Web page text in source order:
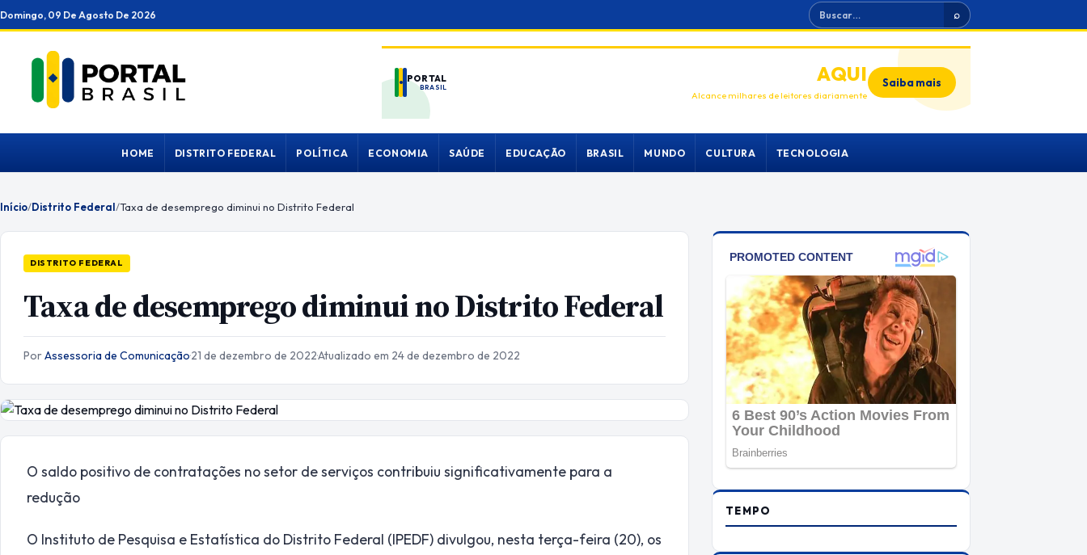
Ir
para
conteúdo
Domingo, 09 De Agosto De 2026 Buscar ⌕
PORTAL
BRASIL
ANUNCIEAQUI
Alcance milhares de leitores diariamente
Saiba mais
HOME DISTRITO FEDERAL POLÍTICA ECONOMIA SAÚDE EDUCAÇÃO BRASIL MUNDO CULTURA TECNOLOGIA
Início/Distrito Federal/Taxa de desemprego diminui no Distrito Federal
DISTRITO FEDERAL
Taxa de desemprego diminui no Distrito Federal
PorAssessoria de Comunicação·21 de dezembro de 2022·Atualizado em 24 de dezembro de 2022
O saldo positivo de contratações no setor de serviços contribuiu significativamente para a
redução
O Instituto de Pesquisa e Estatística do Distrito Federal (IPEDF) divulgou, nesta terça-feira (20), os
TEMPO